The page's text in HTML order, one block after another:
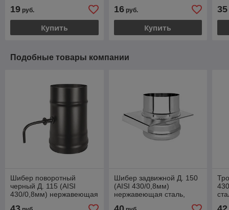
19 руб.
Купить
16руб.
Купить
35
Подобные товары компании
Шибер поворотный
черный Д. 115 (AISI
430/0,8мм) нержавеющая
Шибер задвижной Д. 150
(AISI 430/0,8мм)
нержавеющая сталь,